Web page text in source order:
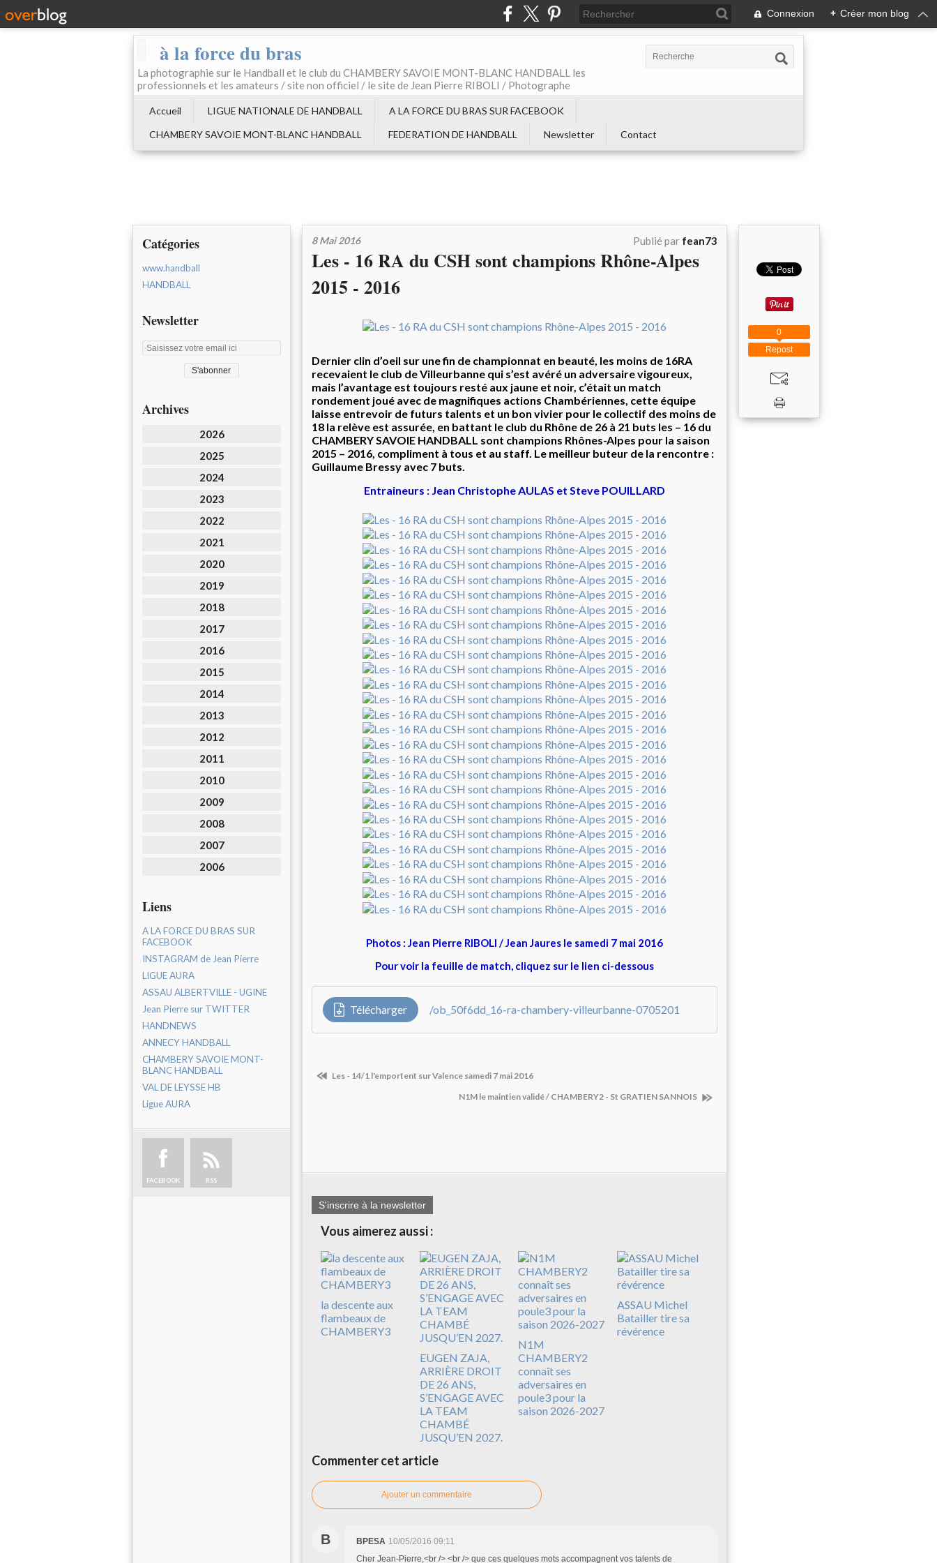
Connexion + Créer mon blog
à la force du bras
La photographie sur le Handball et le club du CHAMBERY SAVOIE MONT-BLANC HANDBALL les
professionnels et les amateurs / site non officiel / le site de Jean Pierre RIBOLI / Photographe
Accueil LIGUE NATIONALE DE HANDBALL
A LA FORCE DU BRAS SUR FACEBOOK
CHAMBERY SAVOIE MONT-BLANC HANDBALL
FEDERATION DE HANDBALL Newsletter Contact
Catégories
www.handball
HANDBALL
Newsletter
Archives
2026
2025
2024
2023
2022
2021
2020
2019
2018
2017
2016
2015
2014
2013
2012
2011
2010
2009
2008
2007
2006
Liens
A LA FORCE DU BRAS SUR
FACEBOOK
INSTAGRAM de Jean Pierre
LIGUE AURA
ASSAU ALBERTVILLE - UGINE
Jean Pierre sur TWITTER
HANDNEWS
ANNECY HANDBALL
CHAMBERY SAVOIE MONT-
BLANC HANDBALL
VAL DE LEYSSE HB
Ligue AURA
FACEBOOK RSS
8 Mai 2016 Publié par fean73
Les - 16 RA du CSH sont champions Rhône-Alpes
2015 - 2016
Dernier clin d’oeil sur une fin de championnat en beauté, les moins de 16RA
recevaient le club de Villeurbanne qui s’est avéré un adversaire vigoureux,
mais l’avantage est toujours resté aux jaune et noir, c’était un match
rondement joué avec de magnifiques actions Chambériennes, cette équipe
laisse entrevoir de futurs talents et un bon vivier pour le collectif des moins de
18 la relève est assurée, en battant le club du Rhône de 26 à 21 buts les – 16 du
CHAMBERY SAVOIE HANDBALL sont champions Rhônes-Alpes pour la saison
2015 – 2016, compliment à tous et au staff. Le meilleur buteur de la rencontre :
Guillaume Bressy avec 7 buts.
Entraineurs : Jean Christophe AULAS et Steve POUILLARD
Photos : Jean Pierre RIBOLI / Jean Jaures le samedi 7 mai 2016
Pour voir la feuille de match, cliquez sur le lien ci-dessous
Télécharger /ob_50f6dd_16-ra-chambery-villeurbanne-0705201
Les - 14/1 l'emportent sur Valence samedi 7 mai 2016
N1M le maintien validé / CHAMBERY2 - St GRATIEN SANNOIS
S'inscrire à la newsletter
Vous aimerez aussi :
la descente aux
flambeaux de
CHAMBERY3
EUGEN ZAJA,
ARRIÈRE DROIT
DE 26 ANS,
S’ENGAGE AVEC
LA TEAM
CHAMBÉ
JUSQU’EN 2027.
N1M
CHAMBERY2
connaît ses
adversaires en
poule3 pour la
saison 2026-2027
ASSAU Michel
Batailler tire sa
révérence
Commenter cet article
Ajouter un commentaire
B BPESA 10/05/2016 09:11
Cher Jean-Pierre,<br /> <br /> que ces quelques mots accompagnent vos talents de
Repost
0